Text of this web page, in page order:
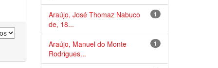
1
Araújo, José Thomaz Nabuco
de, 18...
1
Araújo, Manuel do Monte
Rodrigues...